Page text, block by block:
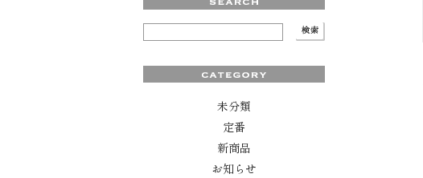
未分類
定番
新商品
お知らせ